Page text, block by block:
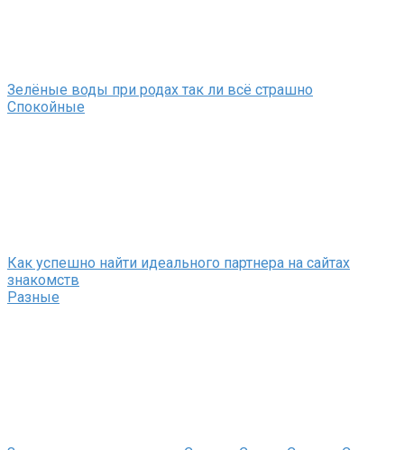
Зелёные воды при родах так ли всё страшно
Спокойные
Как успешно найти идеального партнера на сайтах
знакомств
Разные